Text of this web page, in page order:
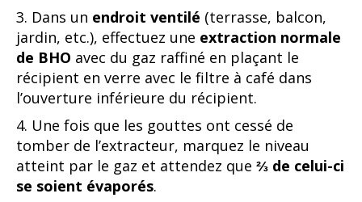
3. Dans un endroit ventilé (terrasse, balcon,
jardin, etc.), effectuez une extraction normale
de BHO avec du gaz raffiné en plaçant le
récipient en verre avec le filtre à café dans
l’ouverture inférieure du récipient.
4. Une fois que les gouttes ont cessé de
tomber de l’extracteur, marquez le niveau
atteint par le gaz et attendez que ⅔ de celui-ci
se soient évaporés.